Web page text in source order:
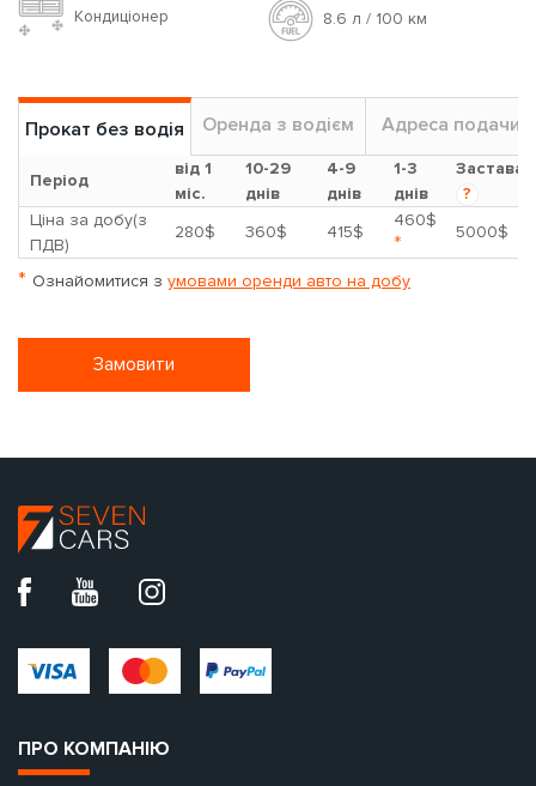
Кондиціонер 8.6 л / 100 км
Прокат без водія Оренда з водієм Адреса подачи
Період
від 1
міс.
10-29
днів
4-9
днів
1-3
днів
Застава
?
Ціна за добу(з
ПДВ)
280$ 360$ 415$
460$
* 5000$
* Ознайомитися з умовами оренди авто на добу
Замовити
ПРО КОМПАНІЮ